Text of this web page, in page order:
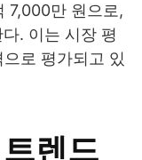
7,000만 원으로,
. 이는 시장 평
로 평가되고 있
렌드